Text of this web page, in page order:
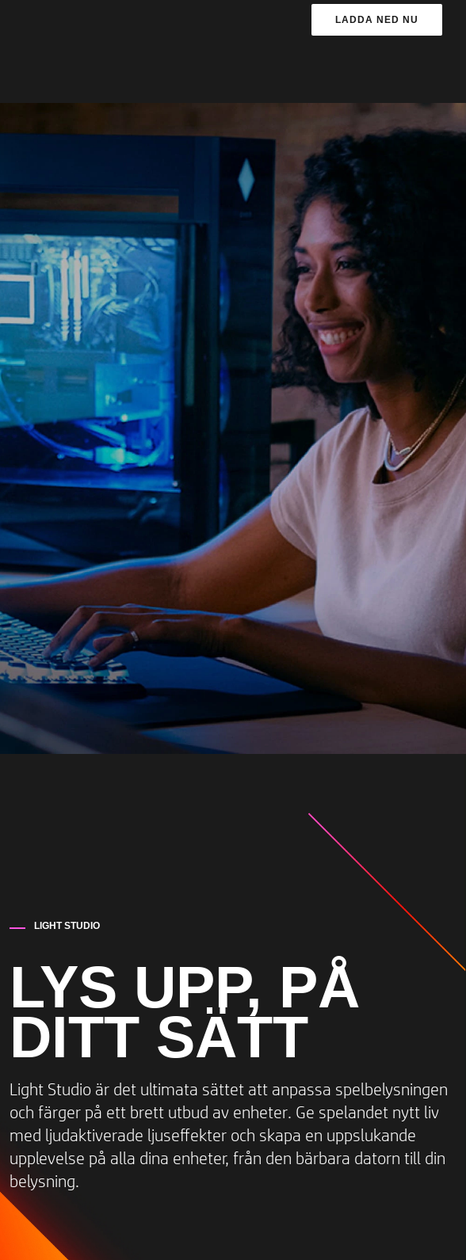
LADDA NED NU
LIGHT STUDIO
LYS UPP, PÅ
DITT SÄTT
Light Studio är det ultimata sättet att anpassa spelbelysningen
och färger på ett brett utbud av enheter. Ge spelandet nytt liv
med ljudaktiverade ljuseffekter och skapa en uppslukande
upplevelse på alla dina enheter, från den bärbara datorn till din
belysning.